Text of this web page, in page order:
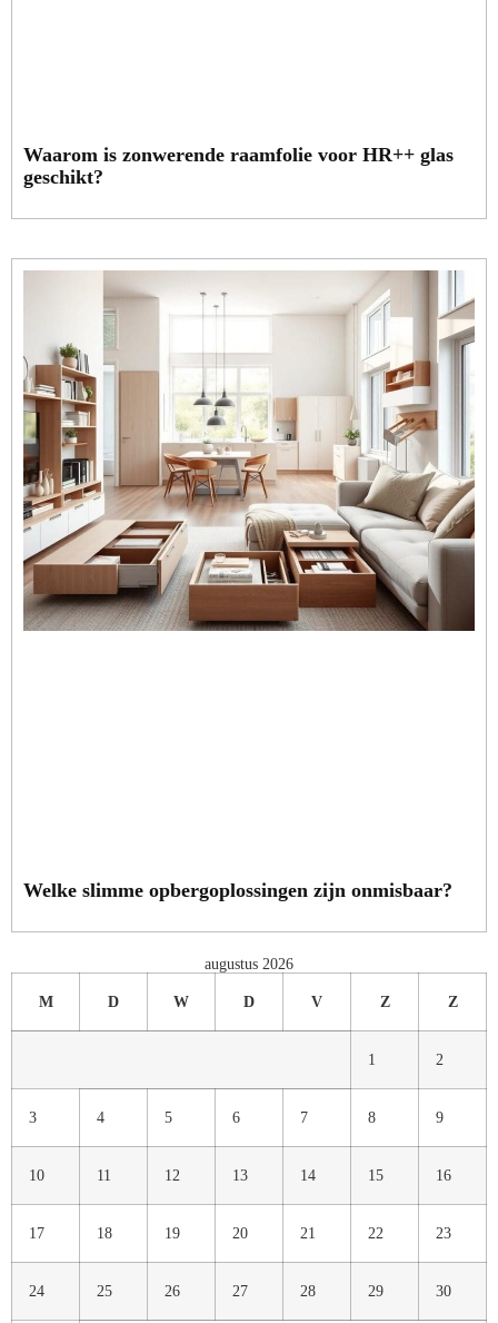
Waarom is zonwerende raamfolie voor HR++ glas
geschikt?
Welke slimme opbergoplossingen zijn onmisbaar?
augustus 2026
M D W D V Z Z
1 2
3 4 5 6 7 8 9
10 11 12 13 14 15 16
17 18 19 20 21 22 23
24 25 26 27 28 29 30